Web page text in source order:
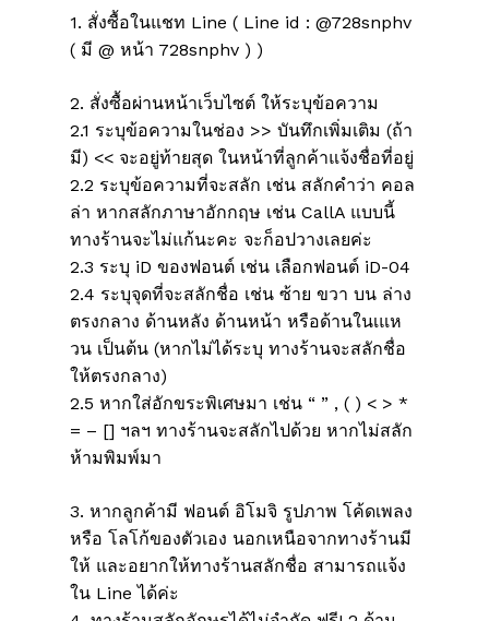
ไม่มีสินค้าในตะกร้า
1. สั่งซื้อในแชท Line ( Line id : @728snphv
( มี @ หน้า 728snphv ) )
2. สั่งซื้อผ่านหน้าเว็บไซต์ ให้ระบุข้อความ
2.1 ระบุข้อความในช่อง >> บันทึกเพิ่มเติม (ถ้า
มี) << จะอยู่ท้ายสุด ในหน้าที่ลูกค้าแจ้งชื่อที่อยู่
2.2 ระบุข้อความที่จะสลัก เช่น สลักคำว่า คอล
ล่า หากสลักภาษาอักกฤษ เช่น CallA แบบนี้
ทางร้านจะไม่แก้นะคะ จะก็อปวางเลยค่ะ
2.3 ระบุ iD ของฟอนต์ เช่น เลือกฟอนต์ iD-04
2.4 ระบุจุดที่จะสลักชื่อ เช่น ซ้าย ขวา บน ล่าง
ตรงกลาง ด้านหลัง ด้านหน้า หรือด้านในเแห
วน เป็นต้น (หากไม่ได้ระบุ ทางร้านจะสลักชื่อ
ให้ตรงกลาง)
2.5 หากใส่อักขระพิเศษมา เช่น “ ” , ( ) < > *
= – [] ฯลฯ ทางร้านจะสลักไปด้วย หากไม่สลัก
ห้ามพิมพ์มา
3. หากลูกค้ามี ฟอนต์ อิโมจิ รูปภาพ โค้ดเพลง
หรือ โลโก้ของตัวเอง นอกเหนือจากทางร้านมี
ให้ และอยากให้ทางร้านสลักชื่อ สามารถแจ้ง
ใน Line ได้ค่ะ